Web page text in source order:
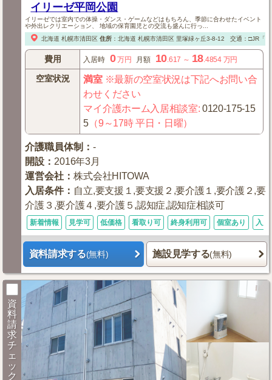
イリーゼ平岡公園
イリーゼでは室内での体操・ダンス・ゲームなどはもちろん、季節に合わせたイベント
や外出レクリエーション、 地域の保育園児との交流も盛んに行っ...
北海道 札幌市清田区 住所： 北海道 札幌市清田区里塚緑ヶ丘3-8-12 交通：□JR「
費用 入居時 0万円 月額 10.617 ～ 18.4854 万円
空室状況 満室※最新の空室状況は下記へお問い合
わせください
マイ介護ホーム入居相談室:0120-175-15
5 （9～17時 平日・日曜）
介護職員体制 ：-
開設 ： 2016年3月
運営会社 ：株式会社HITOWA
入居条件： 自立,要支援１,要支援２,要介護１,要介護２,要
介護３,要介護４,要介護５,認知症,認知症相談可
新着情報 見学可 低価格 看取り可 終身利用可 個室あり 入居
資料請求する(無料) 施設見学する(無料)
資
料
請
求
チ
ェ
ッ
ク